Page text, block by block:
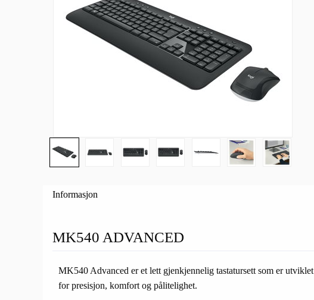
Informasjon
MK540 ADVANCED
MK540 Advanced er et lett gjenkjennelig tastatursett som er utviklet
for presisjon, komfort og pålitelighet.